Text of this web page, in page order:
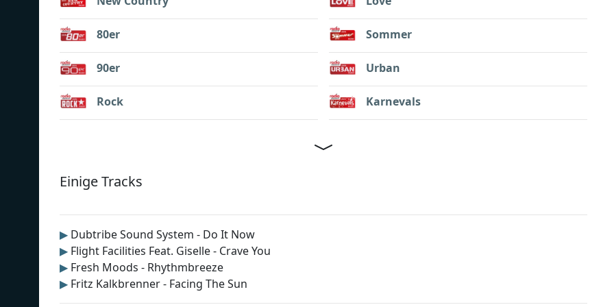
80er
90er
Rock
Sommer
Urban
Karnevals
Einige Tracks
▶ Dubtribe Sound System - Do It Now
▶ Flight Facilities Feat. Giselle - Crave You
▶ Fresh Moods - Rhythmbreeze
▶ Fritz Kalkbrenner - Facing The Sun